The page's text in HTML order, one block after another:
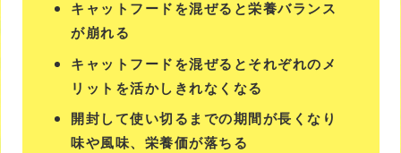
キャットフードを混ぜると栄養バランス
が崩れる
キャットフードを混ぜるとそれぞれのメ
リットを活かしきれなくなる
開封して使い切るまでの期間が長くなり
味や風味、栄養価が落ちる